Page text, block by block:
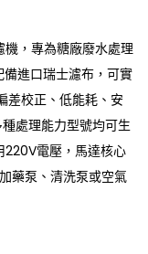
，專為糖廠廢水處理
進口瑞士濾布，可實
差校正、低能耗、安
處理能力型號均可生
電壓，馬達核心
藥泵、清洗泵或空氣